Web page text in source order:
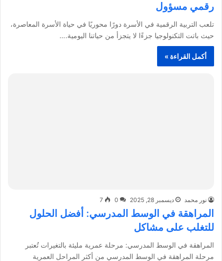
رقمي مسؤول
تلعب التربية الرقمية في الأسرة دورًا محوريًا في حياة الأسرة المعاصرة،
حيث باتت التكنولوجيا جزءًا لا يتجزأ من حياتنا اليومية.…
أكمل القراءة »
نور محمد ديسمبر 28, 2025 0
7
المراهقة في الوسط المدرسي: أفضل الحلول
للتغلب على مشاكل
المراهقة في الوسط المدرسي: مرحلة عمرية مليئة بالتغيرات تُعتبر
مرحلة المراهقة في الوسط المدرسي من أكثر المراحل العمرية